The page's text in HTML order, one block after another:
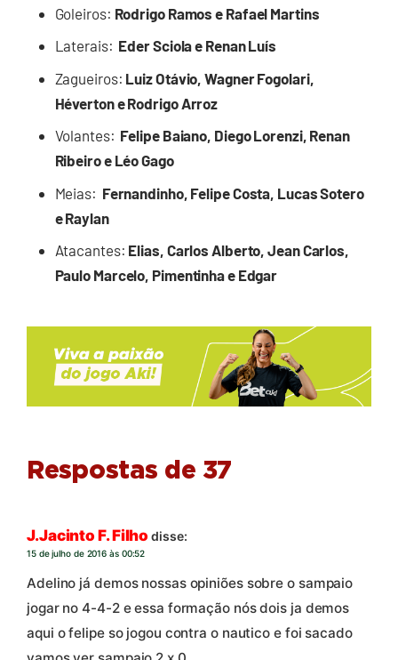
Goleiros: Rodrigo Ramos e Rafael Martins
Laterais: Eder Sciola e Renan Luís
Zagueiros: Luiz Otávio, Wagner Fogolari,
Héverton e Rodrigo Arroz
Volantes: Felipe Baiano, Diego Lorenzi, Renan
Ribeiro e Léo Gago
Meias: Fernandinho, Felipe Costa, Lucas Sotero
e Raylan
Atacantes: Elias, Carlos Alberto, Jean Carlos,
Paulo Marcelo, Pimentinha e Edgar
Respostas de 37
J.Jacinto F. Filho disse:
15 de julho de 2016 às 00:52
Adelino já demos nossas opiniões sobre o sampaio
jogar no 4-4-2 e essa formação nós dois ja demos
aqui o felipe so jogou contra o nautico e foi sacado